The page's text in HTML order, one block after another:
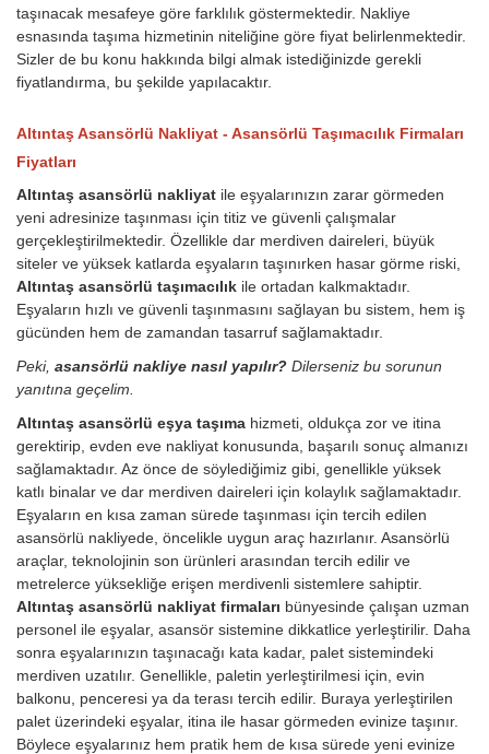
taşınacak mesafeye göre farklılık göstermektedir. Nakliye
esnasında taşıma hizmetinin niteliğine göre fiyat belirlenmektedir.
Sizler de bu konu hakkında bilgi almak istediğinizde gerekli
fiyatlandırma, bu şekilde yapılacaktır.
Altıntaş Asansörlü Nakliyat - Asansörlü Taşımacılık Firmaları
Fiyatları
Altıntaş asansörlü nakliyat ile eşyalarınızın zarar görmeden
yeni adresinize taşınması için titiz ve güvenli çalışmalar
gerçekleştirilmektedir. Özellikle dar merdiven daireleri, büyük
siteler ve yüksek katlarda eşyaların taşınırken hasar görme riski,
Altıntaş asansörlü taşımacılık ile ortadan kalkmaktadır.
Eşyaların hızlı ve güvenli taşınmasını sağlayan bu sistem, hem iş
gücünden hem de zamandan tasarruf sağlamaktadır.
Peki, asansörlü nakliye nasıl yapılır? Dilerseniz bu sorunun
yanıtına geçelim.
Altıntaş asansörlü eşya taşıma hizmeti, oldukça zor ve itina
gerektirip, evden eve nakliyat konusunda, başarılı sonuç almanızı
sağlamaktadır. Az önce de söylediğimiz gibi, genellikle yüksek
katlı binalar ve dar merdiven daireleri için kolaylık sağlamaktadır.
Eşyaların en kısa zaman sürede taşınması için tercih edilen
asansörlü nakliyede, öncelikle uygun araç hazırlanır. Asansörlü
araçlar, teknolojinin son ürünleri arasından tercih edilir ve
metrelerce yüksekliğe erişen merdivenli sistemlere sahiptir.
Altıntaş asansörlü nakliyat firmaları bünyesinde çalışan uzman
personel ile eşyalar, asansör sistemine dikkatlice yerleştirilir. Daha
sonra eşyalarınızın taşınacağı kata kadar, palet sistemindeki
merdiven uzatılır. Genellikle, paletin yerleştirilmesi için, evin
balkonu, penceresi ya da terası tercih edilir. Buraya yerleştirilen
palet üzerindeki eşyalar, itina ile hasar görmeden evinize taşınır.
Böylece eşyalarınız hem pratik hem de kısa sürede yeni evinize